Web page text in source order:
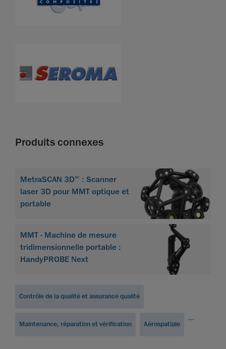
Produits connexes
MetraSCAN 3D🅪 : Scanner
laser 3D pour MMT optique et
portable
MMT - Machine de mesure
tridimensionnelle portable :
HandyPROBE Next
Contrôle de la qualité et assurance qualité
Maintenance, réparation et vérification Aérospatiale
...